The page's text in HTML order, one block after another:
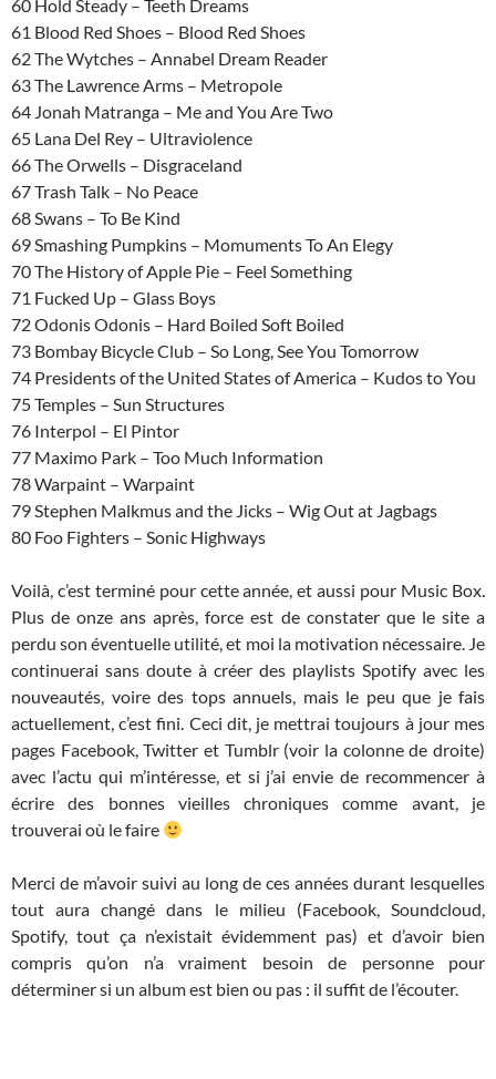
60 Hold Steady – Teeth Dreams
61 Blood Red Shoes – Blood Red Shoes
62 The Wytches – Annabel Dream Reader
63 The Lawrence Arms – Metropole
64 Jonah Matranga – Me and You Are Two
65 Lana Del Rey – Ultraviolence
66 The Orwells – Disgraceland
67 Trash Talk – No Peace
68 Swans – To Be Kind
69 Smashing Pumpkins – Momuments To An Elegy
70 The History of Apple Pie – Feel Something
71 Fucked Up – Glass Boys
72 Odonis Odonis – Hard Boiled Soft Boiled
73 Bombay Bicycle Club – So Long, See You Tomorrow
74 Presidents of the United States of America – Kudos to You
75 Temples – Sun Structures
76 Interpol – El Pintor
77 Maximo Park – Too Much Information
78 Warpaint – Warpaint
79 Stephen Malkmus and the Jicks – Wig Out at Jagbags
80 Foo Fighters – Sonic Highways
Voilà, c’est terminé pour cette année, et aussi pour Music Box.
Plus de onze ans après, force est de constater que le site a
perdu son éventuelle utilité, et moi la motivation nécessaire. Je
continuerai sans doute à créer des playlists Spotify avec les
nouveautés, voire des tops annuels, mais le peu que je fais
actuellement, c’est fini. Ceci dit, je mettrai toujours à jour mes
pages Facebook, Twitter et Tumblr (voir la colonne de droite)
avec l’actu qui m’intéresse, et si j’ai envie de recommencer à
écrire des bonnes vieilles chroniques comme avant, je
trouverai où le faire
Merci de m’avoir suivi au long de ces années durant lesquelles
tout aura changé dans le milieu (Facebook, Soundcloud,
Spotify, tout ça n’existait évidemment pas) et d’avoir bien
compris qu’on n’a vraiment besoin de personne pour
déterminer si un album est bien ou pas : il suffit de l’écouter.